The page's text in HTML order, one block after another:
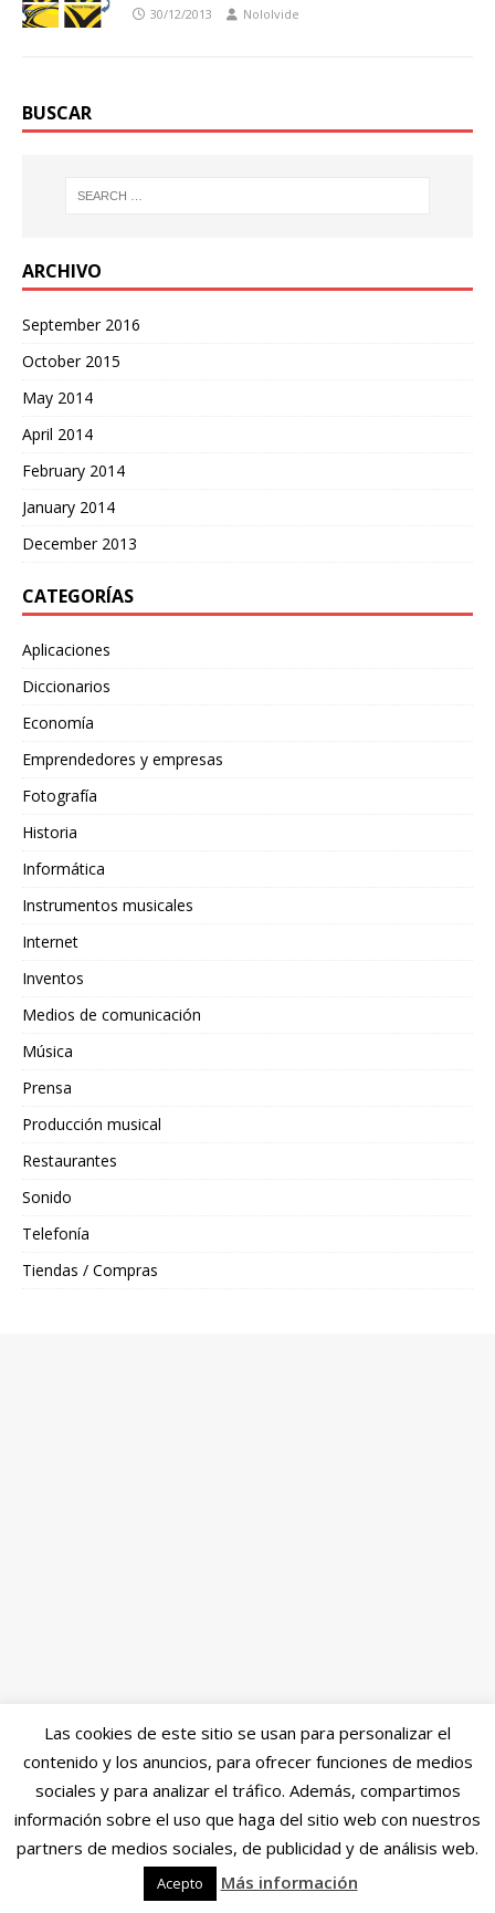
30/12/2013 Nololvide
BUSCAR
ARCHIVO
September 2016
October 2015
May 2014
April 2014
February 2014
January 2014
December 2013
CATEGORÍAS
Aplicaciones
Diccionarios
Economía
Emprendedores y empresas
Fotografía
Historia
Informática
Instrumentos musicales
Internet
Inventos
Medios de comunicación
Música
Prensa
Producción musical
Restaurantes
Sonido
Telefonía
Tiendas / Compras
Copyright © 2026 | WordPress Theme byMH Themes
Las cookies de este sitio se usan para personalizar el
contenido y los anuncios, para ofrecer funciones de medios
sociales y para analizar el tráfico. Además, compartimos
información sobre el uso que haga del sitio web con nuestros
partners de medios sociales, de publicidad y de análisis web.
Acepto Más información